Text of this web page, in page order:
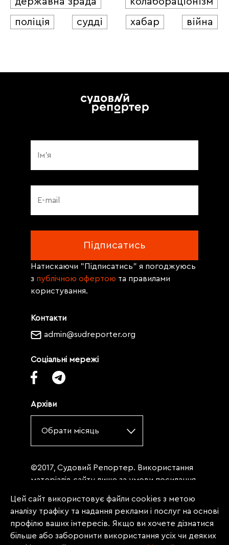
поліція
судді хабар війна
Контакти
admin@sudreporter.org
Соціальні мережі
Архіви
Обрати місяць
Натискаючи "Підписатись" я погоджуюсь
з публічною офертою та правилами
користування.
©2017, Судовий Репортер. Використання
матеріалів сайту лише за умови посилання
«Судовий репортер» не нижче третього
абзацу. Матеріали, щодо яких міститься
заборона на повну републікацію
(передрук, копіювання, відтворення або
Цей сайт використовує файли cookies з метою
аналізу трафіку та надання реклами і послуг на основі
профілю ваших інтересів. Якщо ви хочете дізнатися
більше або заборонити використання усіх чи деяких